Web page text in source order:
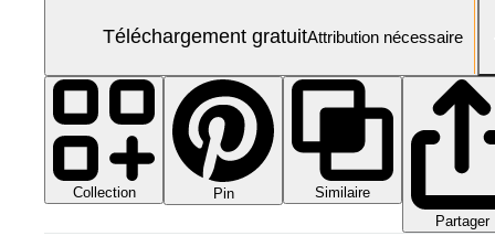
Téléchargement gratuitAttribution nécessaire
Collection Pin
Similaire
Partager